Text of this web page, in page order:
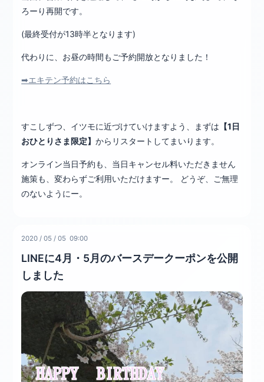
ろーり再開です。
(最終受付が13時半となります)
代わりに、お昼の時間もご予約開放となりました！
➡エキテン予約はこちら
すこしずつ、イツモに近づけていけますよう、まずは 【1日
おひとりさま限定】からリスタートしてまいります。
オンライン当日予約も、当日キャンセル料いただきません
施策も、変わらずご利用いただけますー。 どうぞ、ご無理
のないようにー。
2020 /05 /05 09:00
LINEに4月・5月のバースデークーポンを公開
しました